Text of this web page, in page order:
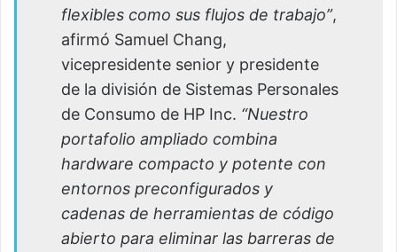
flexibles como sus flujos de trabajo”,
afirmó Samuel Chang,
vicepresidente senior y presidente
de la división de Sistemas Personales
de Consumo de HP Inc. “Nuestro
portafolio ampliado combina
hardware compacto y potente con
entornos preconfigurados y
cadenas de herramientas de código
abierto para eliminar las barreras de